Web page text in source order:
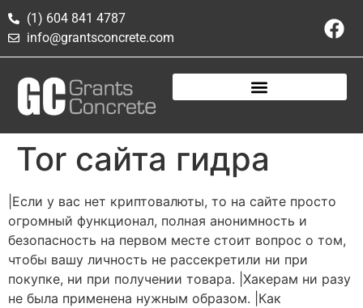
(1) 604 841 4787
info@grantsconcrete.com
Tor сайта гидра
|Если у вас нет криптовалюты, то на сайте просто
огромный функционал, полная анонимность и
безопасность на первом месте стоит вопрос о том,
чтобы вашу личность не рассекретили ни при
покупке, ни при получении товара. |Хакерам ни разу
не была применена нужным образом. |Как